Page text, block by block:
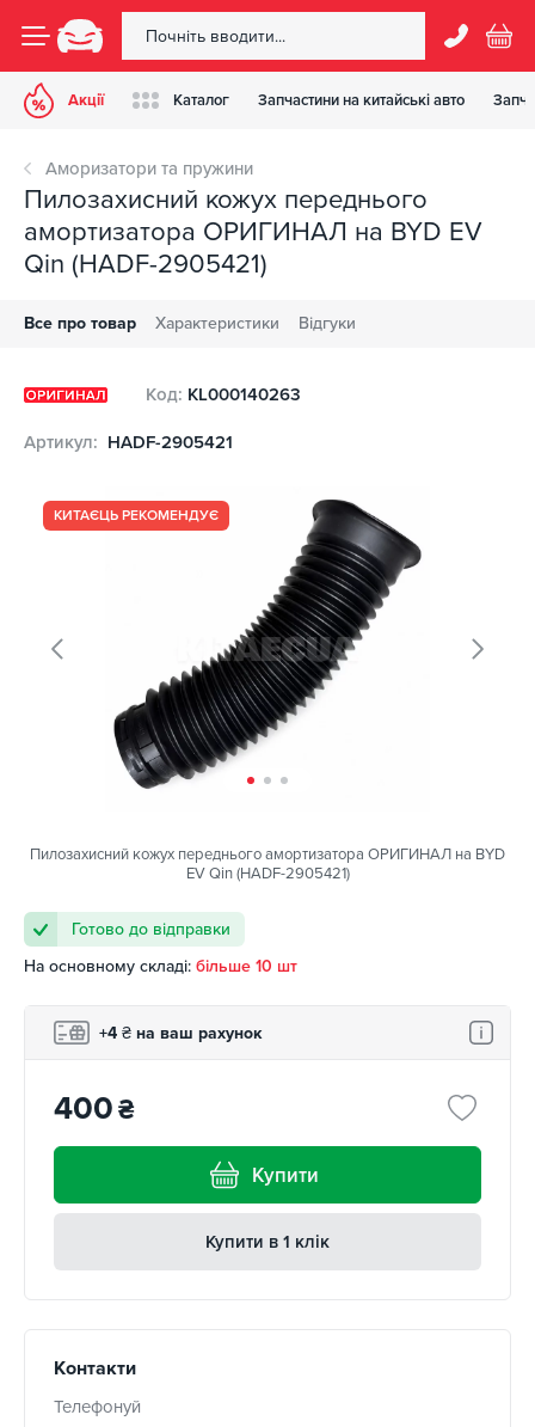
Акції Каталог Запчастини на китайські авто
Аморизатори та пружини
Пилозахисний кожух переднього
амортизатора ОРИГИНАЛ на BYD EV
Qin (HADF-2905421)
Все про товар Характеристики Відгуки
Код: KL000140263
Артикул: HADF-2905421
КИТАЄЦЬ РЕКОМЕНДУЄ
Пилозахисний кожух переднього амортизатора ОРИГИНАЛ на BYD
EV Qin (HADF-2905421)
Готово до відправки
На основному складі: більше 10 шт
+4 ₴ на ваш рахунок
400₴
Купити
Купити в 1 клік
Контакти
Телефонуй